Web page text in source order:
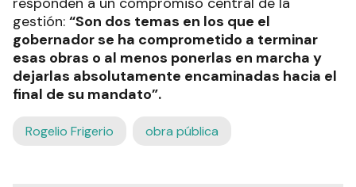
gestión: “Son dos temas en los que el
gobernador se ha comprometido a terminar
esas obras o al menos ponerlas en marcha y
dejarlas absolutamente encaminadas hacia el
final de su mandato”.
Rogelio Frigerio obra pública